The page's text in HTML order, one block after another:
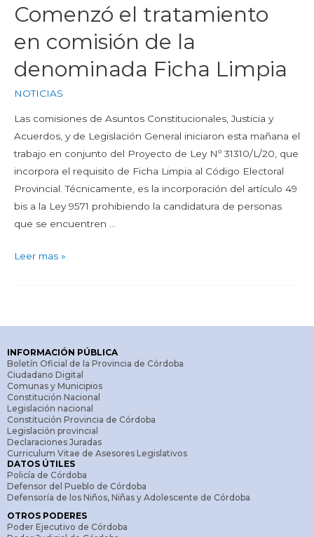
Comenzó el tratamiento
en comisión de la
denominada Ficha Limpia
NOTICIAS
Las comisiones de Asuntos Constitucionales, Justicia y
Acuerdos, y de Legislación General iniciaron esta mañana el
trabajo en conjunto del Proyecto de Ley Nº 31310/L/20, que
incorpora el requisito de Ficha Limpia al Código Electoral
Provincial. Técnicamente, es la incorporación del artículo 49
bis a la Ley 9571 prohibiendo la candidatura de personas
que se encuentren …
Leer mas »
INFORMACIÓN PÚBLICA
Boletín Oficial de la Provincia de Córdoba
Ciudadano Digital
Comunas y Municipios
Constitución Nacional
Legislación nacional
Constitución Provincia de Córdoba
Legislación provincial
Declaraciones Juradas
Curriculum Vitae de Asesores Legislativos
DATOS ÚTILES
Policía de Córdoba
Defensor del Pueblo de Córdoba
Defensoría de los Niños, Niñas y Adolescente de Córdoba
OTROS PODERES
Poder Ejecutivo de Córdoba